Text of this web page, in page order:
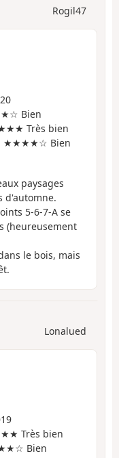
Rogil47
Bien
Très bien
★★★★☆ Bien
paysages
d'automne.
5-6-7-A se
(heureusement
le bois, mais
Lonalued
Très bien
Bien